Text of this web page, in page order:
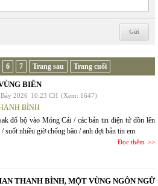
6 7 Trang sau Trang cuối
BIÊN
2026 10:23 CH (Xem: 1647)
BÌNH
đổ bộ vào Móng Cái / các bản tin điện tử dồn lên
/ suốt nhiều giờ chống bão / anh đợi bản tin em
Đọc thêm
THANH BÌNH, MỘT VÙNG NGÔN NGỮ